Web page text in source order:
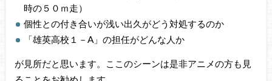
時の５０ｍ走）
個性との付き合いが浅い出久がどう対処するのか
「雄英高校１－A」の担任がどんな人か
が見所だと思います。ここのシーンは是非アニメの方も見